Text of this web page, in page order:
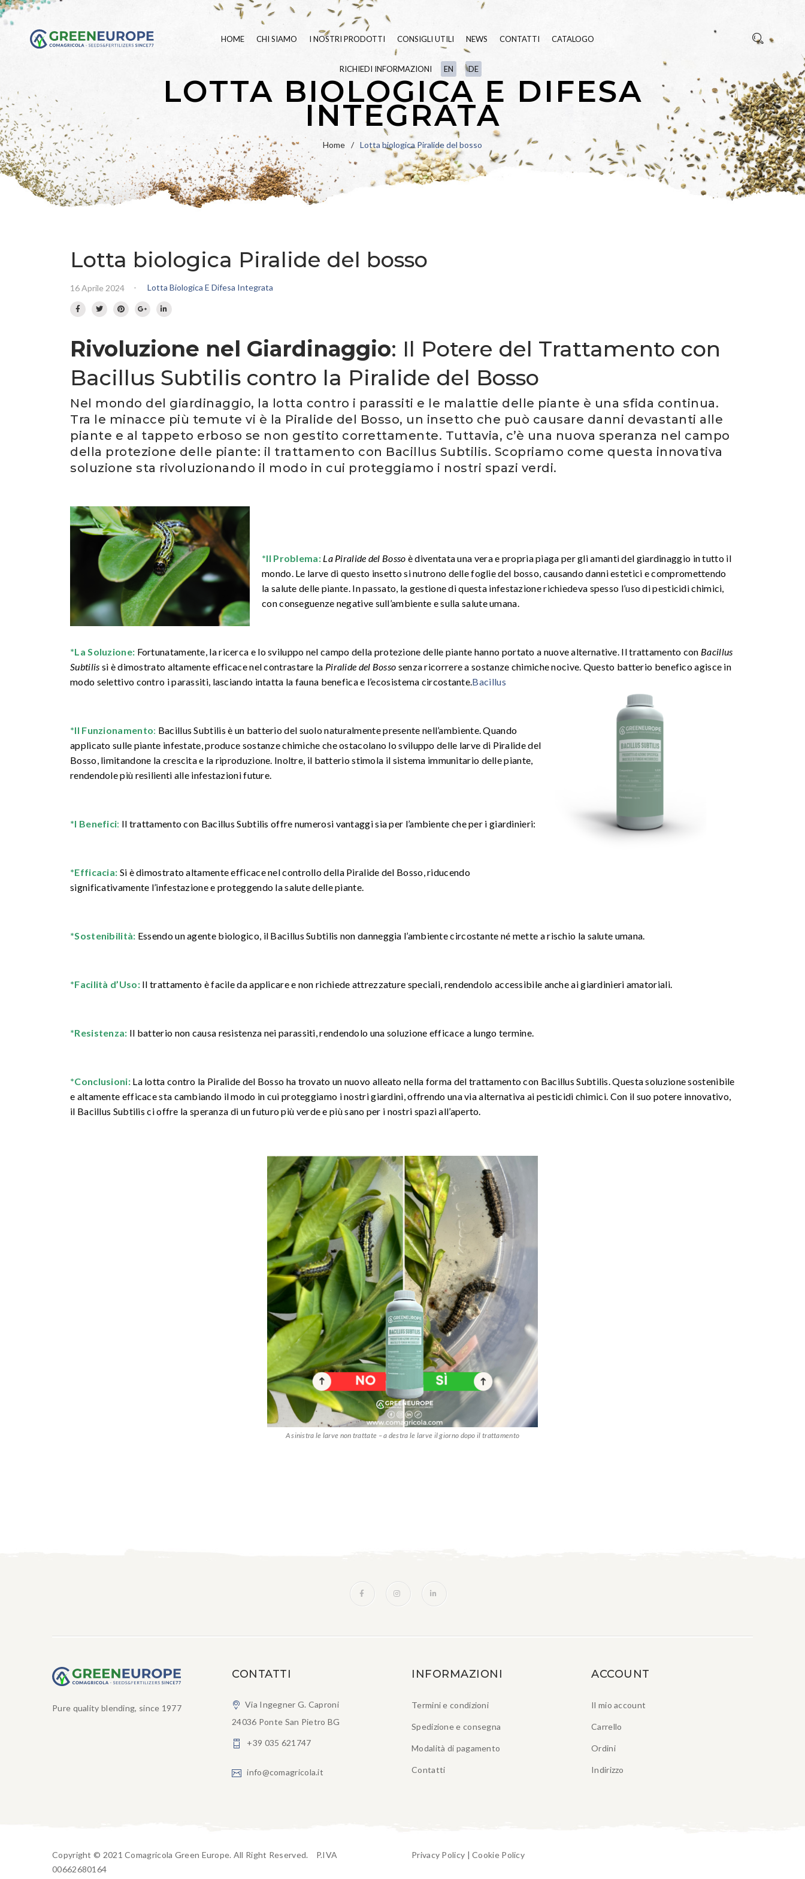
HOME CHI SIAMO I NOSTRI PRODOTTI
SEMENTI TAPPETO ERBOSO
BLUE
GREEN LINE
VARIETÀ IN PUREZZA
FERTILIZZANTI
LINEA
UMETTANTI E SURFATTANTI
PRATO FIORITO
PAESAGGIO
IDROSEMINA
CONSIGLI UTILI NEWS CONTATTI CATALOGO
RICHIEDI INFORMAZIONI EN DE
LOTTA BIOLOGICA E DIFESA
INTEGRATA
Home / Lotta biologica Piralide del bosso
Lotta biologica Piralide del bosso
16 Aprile 2024 - Lotta Biologica E Difesa Integrata
Rivoluzione nel Giardinaggio: Il Potere del Trattamento con
Bacillus Subtilis contro la Piralide del Bosso
Nel mondo del giardinaggio, la lotta contro i parassiti e le malattie delle piante è una sfida continua.
Tra le minacce più temute vi è la Piralide del Bosso, un insetto che può causare danni devastanti alle
piante e al tappeto erboso se non gestito correttamente. Tuttavia, c’è una nuova speranza nel campo
della protezione delle piante: il trattamento con Bacillus Subtilis. Scopriamo come questa innovativa
soluzione sta rivoluzionando il modo in cui proteggiamo i nostri spazi verdi.
*Il Problema: La Piralide del Bosso è diventata una vera e propria piaga per gli amanti del giardinaggio in tutto il
mondo. Le larve di questo insetto si nutrono delle foglie del bosso, causando danni estetici e compromettendo
la salute delle piante. In passato, la gestione di questa infestazione richiedeva spesso l’uso di pesticidi chimici,
con conseguenze negative sull’ambiente e sulla salute umana.
*La Soluzione: Fortunatamente, la ricerca e lo sviluppo nel campo della protezione delle piante hanno portato a nuove alternative. Il trattamento con Bacillus
Subtilis si è dimostrato altamente efficace nel contrastare la Piralide del Bosso senza ricorrere a sostanze chimiche nocive. Questo batterio benefico agisce in
modo selettivo contro i parassiti, lasciando intatta la fauna benefica e l’ecosistema circostante.Bacillus
*Il Funzionamento: Bacillus Subtilis è un batterio del suolo naturalmente presente nell’ambiente. Quando
applicato sulle piante infestate, produce sostanze chimiche che ostacolano lo sviluppo delle larve di Piralide del
Bosso, limitandone la crescita e la riproduzione. Inoltre, il batterio stimola il sistema immunitario delle piante,
rendendole più resilienti alle infestazioni future.
*I Benefici: Il trattamento con Bacillus Subtilis offre numerosi vantaggi sia per l’ambiente che per i giardinieri:
*Efficacia: Si è dimostrato altamente efficace nel controllo della Piralide del Bosso, riducendo
significativamente l’infestazione e proteggendo la salute delle piante.
*Sostenibilità: Essendo un agente biologico, il Bacillus Subtilis non danneggia l’ambiente circostante né mette a rischio la salute umana.
*Facilità d’Uso:Il trattamento è facile da applicare e non richiede attrezzature speciali, rendendolo accessibile anche ai giardinieri amatoriali.
*Resistenza: Il batterio non causa resistenza nei parassiti, rendendolo una soluzione efficace a lungo termine.
*Conclusioni:La lotta contro la Piralide del Bosso ha trovato un nuovo alleato nella forma del trattamento con Bacillus Subtilis. Questa soluzione sostenibile
e altamente efficace sta cambiando il modo in cui proteggiamo i nostri giardini, offrendo una via alternativa ai pesticidi chimici. Con il suo potere innovativo,
il Bacillus Subtilis ci offre la speranza di un futuro più verde e più sano per i nostri spazi all’aperto.
A sinistra le larve non trattate – a destra le larve il giorno dopo il trattamento
Pure quality blending, since 1977
CONTATTI
Via Ingegner G. Caproni
24036 Ponte San Pietro BG
+39 035 621747
info@comagricola.it
INFORMAZIONI
Termini e condizioni
Spedizione e consegna
Modalità di pagamento
Contatti
ACCOUNT
Il mio account
Carrello
Ordini
Indirizzo
Copyright © 2021 Comagricola Green Europe. All Right Reserved. P.IVA
00662680164
Privacy Policy |Cookie Policy